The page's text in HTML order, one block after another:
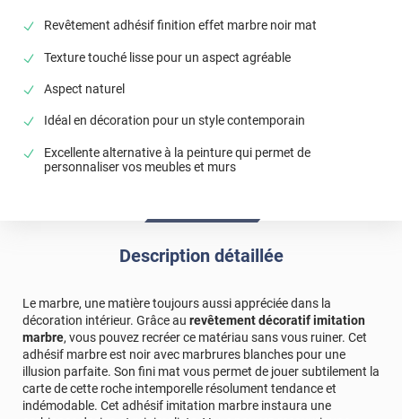
Revêtement adhésif finition effet marbre noir mat
Texture touché lisse pour un aspect agréable
Aspect naturel
Idéal en décoration pour un style contemporain
Excellente alternative à la peinture qui permet de
personnaliser vos meubles et murs
L'adhésif est de très bonne qualité et facile à poser. J'en
suis ravie. Je recommande vivement.
*****
Il y a 1224 jours
Livraison rapide ! Emballage au top! Très bonne qualité je
recommande !!!
Je n'ai rien à ajouter !!
*****
Il y a 1688 jours
*****
Il y a 1846 jours
J'ai acheté le film effet marbre pour recouvrir le plateau de
ma table basse, le rendu est parfait visuellement identique
à de la vrai pierre, le produit est vraiment d'excellent
qualités et la pose facile. Envoi très rapide, emballage à la
hauteur du produit. Je recommande
Description détaillée
Le marbre, une matière toujours aussi appréciée dans la
décoration intérieur. Grâce au revêtement décoratif imitation
marbre, vous pouvez recréer ce matériau sans vous ruiner. Cet
adhésif marbre est noir avec marbrures blanches pour une
illusion parfaite. Son fini mat vous permet de jouer subtilement la
carte de cette roche intemporelle résolument tendance et
indémodable. Cet adhésif imitation marbre instaura une